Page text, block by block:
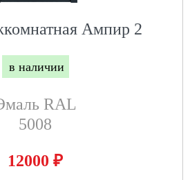
Ампир 2
в наличии
RAL
5008
12000 ₽